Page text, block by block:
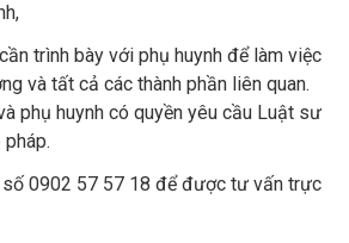
trình bày với phụ huynh để làm việc
và tất cả các thành phần liên quan.
phụ huynh có quyền yêu cầu Luật sư
số 0902 57 57 18 để được tư vấn trực